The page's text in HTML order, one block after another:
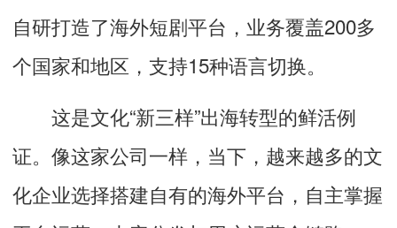
自研打造了海外短剧平台，业务覆盖200多
个国家和地区，支持15种语言切换。
这是文化“新三样”出海转型的鲜活例
证。像这家公司一样，当下，越来越多的文
化企业选择搭建自有的海外平台，自主掌握